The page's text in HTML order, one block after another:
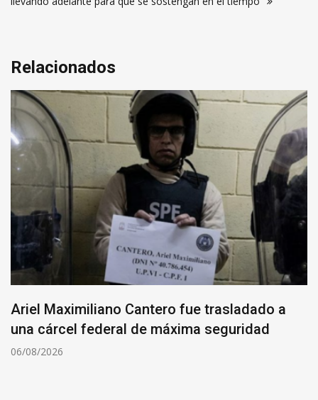
Relacionados
Ariel Maximiliano Cantero fue trasladado a
una cárcel federal de máxima seguridad
06/08/2026